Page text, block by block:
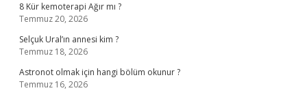
8 Kür kemoterapi Ağır mı ?
Temmuz 20, 2026
Selçuk Ural’ın annesi kim ?
Temmuz 18, 2026
Astronot olmak için hangi bölüm okunur ?
Temmuz 16, 2026